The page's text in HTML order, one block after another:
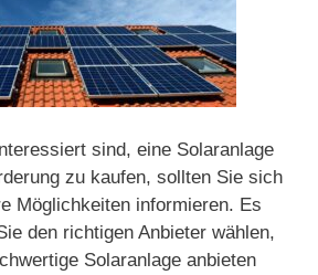
sind, eine Solaranlage
zu kaufen, sollten Sie sich
Möglichkeiten informieren. Es
den richtigen Anbieter wählen,
Solaranlage anbieten